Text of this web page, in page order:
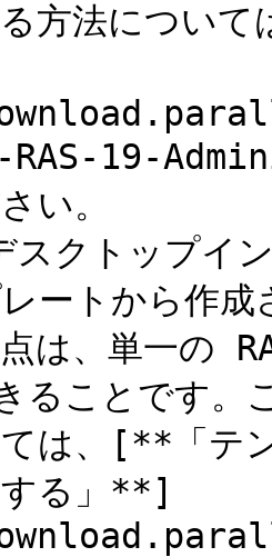
方法につい
19-
い。
クトップイ
ートから作成
は、単一の
ることです。
は、[**「テ
る」**]